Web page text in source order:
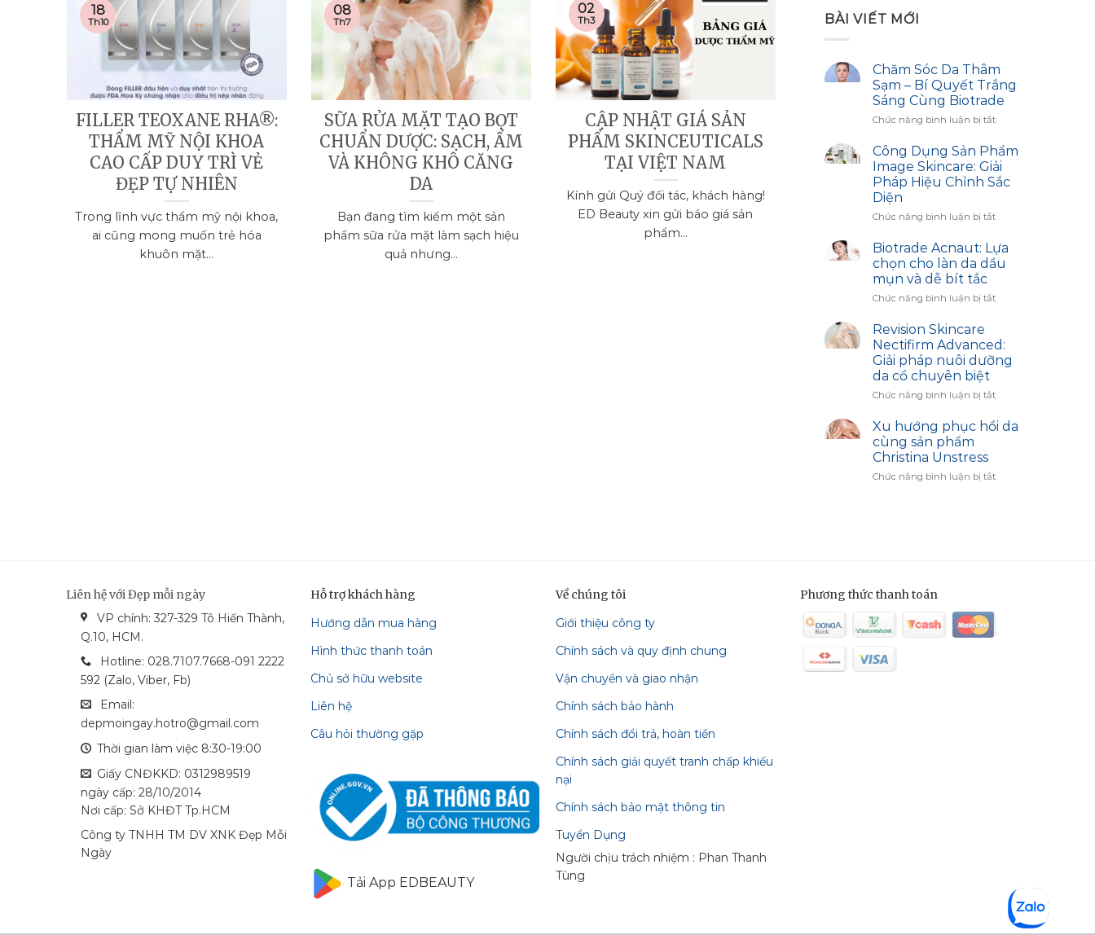
FILLER TEOXANE RHA®:
THẨM MỸ NỘI KHOA
CAO CẤP DUY TRÌ VẺ
ĐẸP TỰ NHIÊN
Trong lĩnh vực thẩm mỹ nội khoa,
ai cũng mong muốn trẻ hóa
khuôn mặt...
18
Th10
SỮA RỬA MẶT TẠO BỌT
CHUẨN DƯỢC: SẠCH, ẨM
VÀ KHÔNG KHÔ CĂNG
DA
Bạn đang tìm kiếm một sản
phẩm sữa rửa mặt làm sạch hiệu
quả nhưng...
08
Th7
CẬP NHẬT GIÁ SẢN
PHẨM SKINCEUTICALS
TẠI VIỆT NAM
Kính gửi Quý đối tác, khách hàng!
ED Beauty xin gửi báo giá sản
phẩm...
02
Th3
THÔNG BÁO THAY ĐỔI
GIÁ NANOMD CYNTRA
VÀ NANOMD® BRIT-N
2.0
Kính gửi Quý đối tác, khách hàng
tôi xin...
01
Th3
BÀI VIẾT MỚI
Chăm Sóc Da Thâm
Sạm – Bí Quyết Trắng
Sáng Cùng Biotrade
Chức năng bình luận bị tắtở
Sóc
Da
Thâm
Sạm
Bí
Trắng
Sáng
Cùng
Công Dụng Sản Phẩm
Image Skincare: Giải
Pháp Hiệu Chỉnh Sắc
Diện
Chức năng bình luận bị tắtở
Dụng
Sản
Phẩm
Skincare:
Hiệu
Sắc
Biotrade Acnaut: Lựa
chọn cho làn da dầu
mụn và dễ bít tắc
Chức năng bình luận bị tắtở
Lựa
chọn
cho
da
mụn
tắc
Revision Skincare
Nectifirm Advanced:
Giải pháp nuôi dưỡng
da cổ chuyên biệt
Chức năng bình luận bị tắtở
Skincare
pháp
Xu hướng phục hồi da
cùng sản phẩm
Christina Unstress
Chức năng bình luận bị tắtở
Liên hệ với Đẹp mỗi ngày
VP chính: 327-329 Tô Hiến Thành,
Q.10, HCM.
Hotline: 028.7107.7668-091 2222
592 (Zalo, Viber, Fb)
Email:
depmoingay.hotro@gmail.com
Thời gian làm việc 8:30-19:00
Giấy CNĐKKD: 0312989519
ngày cấp: 28/10/2014
Nơi cấp: Sở KHĐT Tp.HCM
Công ty TNHH TM DV XNK Đẹp Mỗi
Ngày
Hỗ trợ khách hàng
Hướng dẫn mua hàng
Hình thức thanh toán
Chủ sở hữu website
Liên hệ
Câu hỏi thường gặp
Tải App EDBEAUTY
Về chúng tôi
Giới thiệu công ty
Chính sách và quy định chung
Vận chuyển và giao nhận
Chính sách bảo hành
Chính sách đổi trả, hoàn tiền
Chính sách giải quyết tranh chấp khiếu
nại
Chính sách bảo mật thông tin
Tuyển Dụng
Người chịu trách nhiệm : Phan Thanh
Tùng
Phương thức thanh toán
vietcom_bank
vcash_bankmastercard